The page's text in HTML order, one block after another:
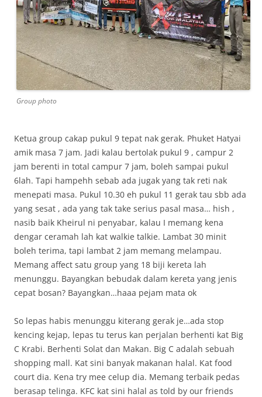
Group photo
Ketua group cakap pukul 9 tepat nak gerak. Phuket Hatyai
amik masa 7 jam. Jadi kalau bertolak pukul 9 , campur 2
jam berenti in total campur 7 jam, boleh sampai pukul
6lah. Tapi hampehh sebab ada jugak yang tak reti nak
menepati masa. Pukul 10.30 eh pukul 11 gerak tau sbb ada
yang sesat , ada yang tak take serius pasal masa… hish ,
nasib baik Kheirul ni penyabar, kalau I memang kena
dengar ceramah lah kat walkie talkie. Lambat 30 minit
boleh terima, tapi lambat 2 jam memang melampau.
Memang affect satu group yang 18 biji kereta lah
menunggu. Bayangkan bebudak dalam kereta yang jenis
cepat bosan? Bayangkan…haaa pejam mata ok
So lepas habis menunggu kiterang gerak je…ada stop
kencing kejap, lepas tu terus kan perjalan berhenti kat Big
C Krabi. Berhenti Solat dan Makan. Big C adalah sebuah
shopping mall. Kat sini banyak makanan halal. Kat food
court dia. Kena try mee celup dia. Memang terbaik pedas
berasap telinga. KFC kat sini halal as told by our friends